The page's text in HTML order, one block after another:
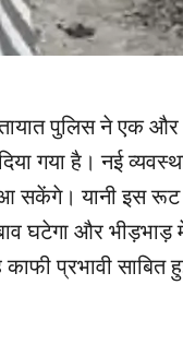
पुलिस ने एक
गया है। नई
आ सकेंगे। यानी इस
घटेगा और भीड़भाड़
प्रभावी साबित